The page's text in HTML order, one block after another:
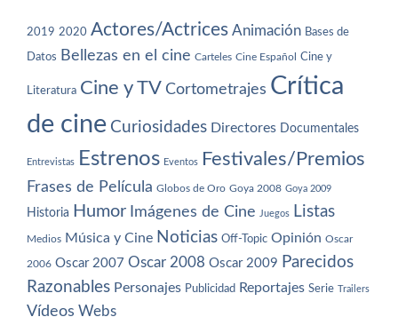
2019 2020 Actores/Actrices Animación Bases de
Datos Bellezas en el cine Carteles Cine Español Cine y
Literatura Cine y TV Cortometrajes Crítica
de cine Curiosidades Directores Documentales
Entrevistas Estrenos Eventos Festivales/Premios
Frases de Película Globos de Oro Goya 2008 Goya 2009
Historia Humor Imágenes de Cine Juegos Listas
Medios Música y Cine Noticias Off-Topic Opinión Oscar
2006 Oscar 2007 Oscar 2008 Oscar 2009 Parecidos
Razonables Personajes Publicidad Reportajes Serie Trailers
Vídeos Webs